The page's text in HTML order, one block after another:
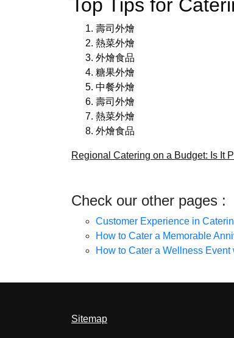
Top Tips for
壽司外燴
熱菜外燴
外燴食品
糖果外燴
中餐外燴
壽司外燴
熱菜外燴
外燴食品
Regional Catering on a Budget: Is It
Check our other pages :
Customer Experience in
How to Cater a Memorable
How to Cater a Wellness Event
Sitemap